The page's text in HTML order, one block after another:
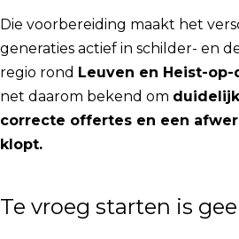
Die voorbereiding maakt het
generaties actief in schilder- en
regio rond Leuven en Heist-
net daarom bekend om
correcte offertes en een
klopt.
Te vroeg starten is